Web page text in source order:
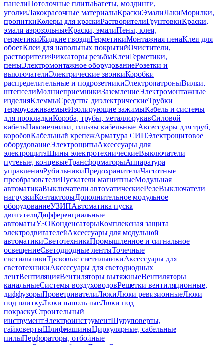
панелиПотолочные плитыБагеты, молдинги,
уголкиЛакокрасочные материалыКраскиЭмалиЛакиМорилки,
пропиткиКолеры для краскиРастворителиГрунтовкиКраски,
эмали аэрозольныеКраски, эмалиПены, клеи,
герметикиЖидкие гвоздиГерметикиМонтажная пенаКлеи для
обоевКлеи для напольных покрытийОчистители,
растворителиФиксаторы резьбыКлеиГерметики,
пеныЭлектромонтажное оборудованиеРозетки и
выключателиЭлектрические звонкиКоробки
распределительные и подрозетникиЭлектропатроныВилки,
штепселиМолниеприемникиЗаземлениеЭлектромонтажные
изделияКлеммыСредства диэлектрическиеТрубки
термоусаживаемыеИзолирующие зажимыКабель и системы
для прокладкиКороба, трубы, металлорукавСиловой
кабельНаконечники, гильзы кабельные Аксессуары для труб,
коробовКабельный крепежАрматура СИПЭлектрощитовое
оборудованиеЭлектрощитыАксессуары для
электрощитаШины электротехническиеВыключатели
путевые, концевыеТрансформаторыАппаратура
управленияРубильникиПредохранителиЧастотные
преобразователиПускатели магнитныеМодульная
автоматикаВыключатели автоматическиеРелеВыключатели
нагрузкиКонтакторыДополнительное модульное
оборудованиеУЗИПАвтоматика пуска
двигателяДифференциальные
автоматыУЗОКонденсаторыКомплексная защита
электродвигателейАксессуары для модульной
автоматикиСветотехникаПромышленное и сигнальное
освещениеСветодиодные лентыТочечные
светильникиТрековые светильникиАксессуары для
светотехникиАксессуары для светодиодных
лентВентиляцияВентиляторы вытяжныеВентиляторы
канальныеСистемы воздуховодовРешетки вентиляционные,
диффузорыПроветривателиЛюкиЛюки ревизионныеЛюки
под плиткуЛюки напольныеЛюки под
покраскуСтроительный
инструментЭлектроинструментШуруповерты,
гайковертыШлифмашиныЦиркулярные, сабельные
пилыПерфораторы, отбойные